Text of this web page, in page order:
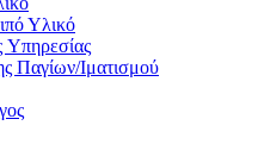
Υλικό
Yπηρεσίας
Παγίων/Ιματισμού